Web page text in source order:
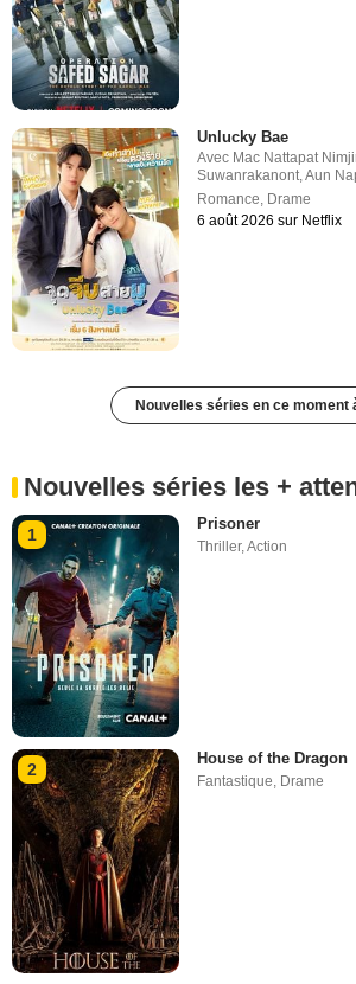
Unlucky Bae
Avec Mac Nattapat
Suwanrakanont ,Aun
Romance Drame
6 août 2026 sur Netflix
Nouvelles séries en ce moment
Nouvelles séries les +
1
Prisoner
Thriller,Action
2
House of the Dragon
Fantastique, Drame